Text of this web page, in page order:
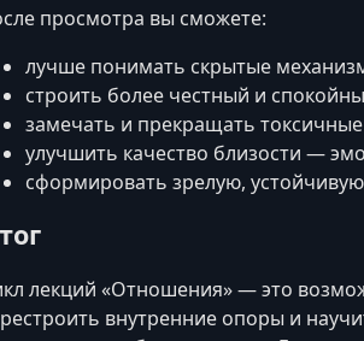
просмотра вы сможете:
лучше понимать скрытые
строить более честный и
замечать и прекращать
улучшить качество близости —
сформировать зрелую,
лекций «Отношения» — это
внутренние опоры и